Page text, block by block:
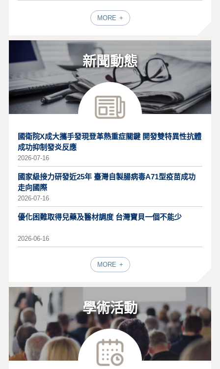
MORE
新聞動態
國衛院X成大攜手發現登革熱重症關鍵 開發雙特異性抗體
成功抑制發炎反應
2026-07-16
國家級接力研發近25年 臺灣自製腸病毒A71型疫苗成功
走向國際
2026-07-16
優化困難取得兒藥及醫材調度 台灣寶貝一個不能少
2026-06-16
MORE
學術活動